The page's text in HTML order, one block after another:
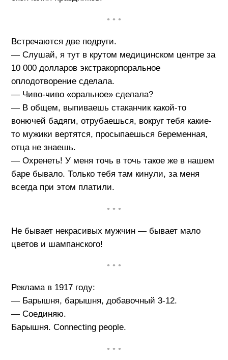
• • •
Встречаются две подруги.
— Слушай, я тут в крутом медицинском центре за
10 000 долларов экстракорпоральное
оплодотворение сделала.
— Чиво-чиво «оральное» сделала?
— В общем, выпиваешь стаканчик какой-то
вонючей бадяги, отрубаешься, вокруг тебя какие-
то мужики вертятся, просыпаешься беременная,
отца не знаешь.
— Охренеть! У меня точь в точь такое же в нашем
баре бывало. Только тебя там кинули, за меня
всегда при этом платили.
• • •
Не бывает некрасивых мужчин — бывает мало
цветов и шампанского!
• • •
Реклама в 1917 году:
— Барышня, барышня, добавочный 3-12.
— Соединяю.
Барышня. Соnnесting реорlе.
• • •